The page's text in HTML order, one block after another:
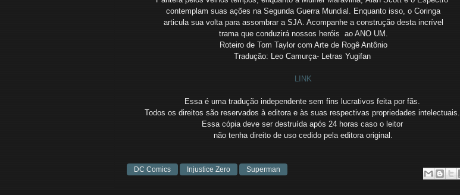
contemplam suas ações na Segunda Guerra Mundial. Enquanto isso, o Coringa
articula sua volta para assombrar a SJA. Acompanhe a construção desta incrível
trama que conduzirá nossos heróis ao ANO UM.
Roteiro de Tom Taylor com Arte de Rogê Antônio
Tradução: Leo Camurça- Letras Yugifan
LINK
Essa é uma tradução independente sem fins lucrativos feita por fãs.
Todos os direitos são reservados à editora e às suas respectivas propriedades intelectuais.
Essa cópia deve ser destruída após 24 horas caso o leitor
não tenha direito de uso cedido pela editora original.
DC Comics Injustice Zero Superman